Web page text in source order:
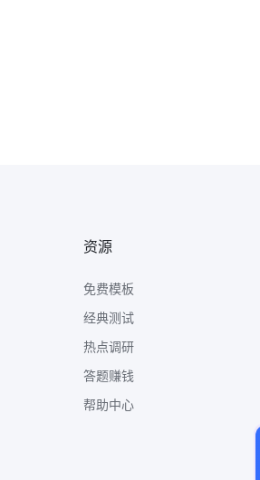
资源
免费模板
经典测试
热点调研
答题赚钱
帮助中心